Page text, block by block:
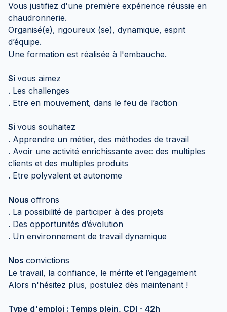
Vous justifiez d'une première expérience réussie en
chaudronnerie.
Organisé(e), rigoureux (se), dynamique, esprit
d’équipe.
Une formation est réalisée à l'embauche.
Si vous aimez
. Les challenges
. Etre en mouvement, dans le feu de l’action
Si vous souhaitez
. Apprendre un métier, des méthodes de travail
. Avoir une activité enrichissante avec des multiples
clients et des multiples produits
. Etre polyvalent et autonome
Nous offrons
. La possibilité de participer à des projets
. Des opportunités d’évolution
. Un environnement de travail dynamique
Nos convictions
Le travail, la confiance, le mérite et l’engagement
Alors n'hésitez plus, postulez dès maintenant !
Type d'emploi : Temps plein, CDI - 42h